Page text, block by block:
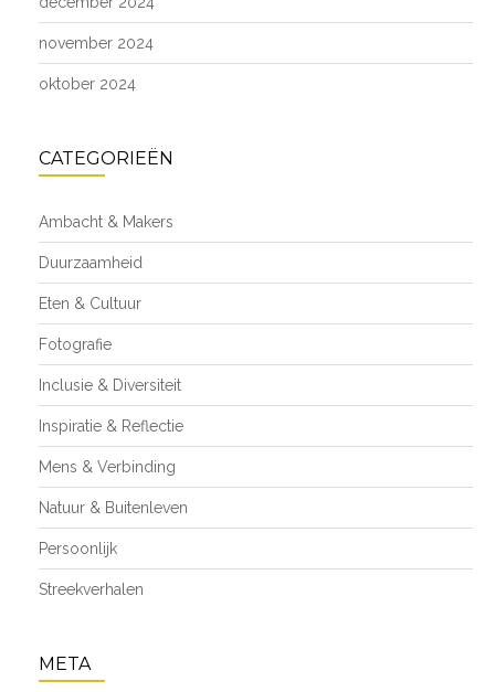
november 2024
oktober 2024
CATEGORIEËN
Ambacht & Makers
Duurzaamheid
Eten & Cultuur
Fotografie
Inclusie & Diversiteit
Inspiratie & Reflectie
Mens & Verbinding
Natuur & Buitenleven
Persoonlijk
Streekverhalen
META